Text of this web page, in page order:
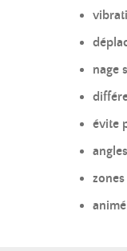
nage
évite